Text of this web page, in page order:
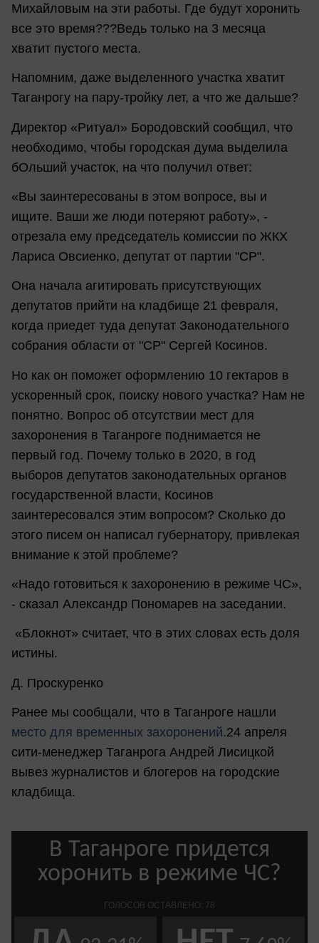
Михайловым на эти работы. Где будут хоронить
все это время???Ведь только на 3 месяца
хватит пустого места.
Напомним, даже выделенного участка хватит
Таганрогу на пару-тройку лет, а что же дальше?
Директор «Ритуал» Бородовский сообщил, что
необходимо, чтобы городская дума выделила
бОльший участок, на что получил ответ:
«Вы заинтересованы в этом вопросе, вы и
ищите. Ваши же люди потеряют работу», -
отрезала ему председатель комиссии по ЖКХ
Лариса Овсиенко, депутат от партии "СР".
Она начала агитировать присутствующих
депутатов прийти на кладбище 21 февраля,
когда приедет туда депутат Законодательного
собрания области от "СР" Сергей Косинов.
Но как он поможет оформлению 10 гектаров в
ускоренный срок, поиску нового участка? Нам не
понятно. Вопрос об отсутствии мест для
захоронения в Таганроге поднимается не
первый год. Почему только в 2020, в год
выборов депутатов законодательных органов
государственной власти, Косинов
заинтересовался этим вопросом? Сколько до
этого писем он написал губернатору, привлекая
внимание к этой проблеме?
«Надо готовиться к захоронению в режиме ЧС»,
- сказал Александр Пономарев на заседании.
«Блокнот» считает, что в этих словах есть доля
истины.
Д. Проскуренко
Ранее мы сообщали, что в Таганроге нашли
место для временных захоронений.24 апреля
сити-менеджер Таганрога Андрей Лисицкой
вывез журналистов и блогеров на городские
кладбища.